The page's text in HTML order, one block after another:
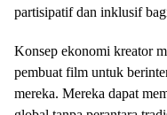
partisipatif dan inklusif
Konsep ekonomi kreator
pembuat film untuk
mereka. Mereka dapat